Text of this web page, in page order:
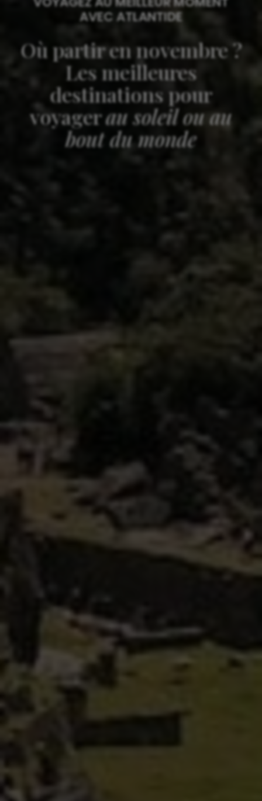
AVEC ATLANTIDE
Où partir en novembre ?
Les meilleures
destinations pour
voyagerau soleil ou au
bout du monde